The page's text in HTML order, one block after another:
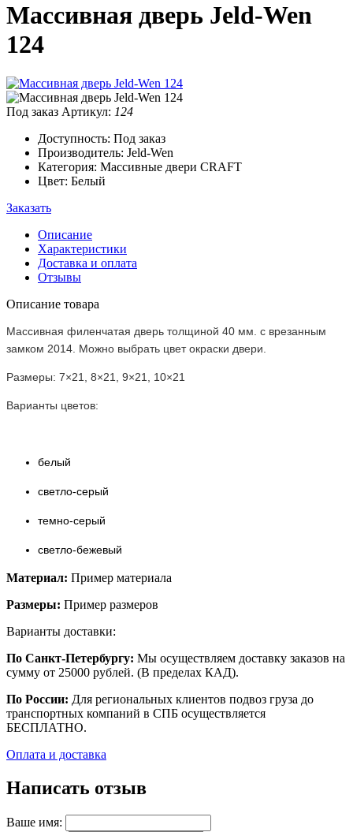
Массивная дверь Jeld-Wen
124
Под заказ Артикул: 124
Доступность: Под заказ
Производитель: Jeld-Wen
Категория: Массивные двери CRAFT
Цвет: Белый
Заказать
Описание
Характеристики
Доставка и оплата
Отзывы
Описание товара
Массивная филенчатая дверь толщиной 40 мм. с врезанным
замком 2014. Можно выбрать цвет окраски двери.
Размеры: 7×21, 8×21, 9×21, 10×21
Варианты цветов:
белый
светло-серый
темно-серый
светло-бежевый
Материал: Пример материала
Размеры: Пример размеров
Варианты доставки:
По Санкт-Петербургу: Мы осуществляем доставку заказов на
сумму от 25000 рублей. (В пределах КАД).
По России: Для региональных клиентов подвоз груза до
транспортных компаний в СПБ осуществляется
БЕСПЛАТНО.
Оплата и доставка
Написать отзыв
Ваше имя: